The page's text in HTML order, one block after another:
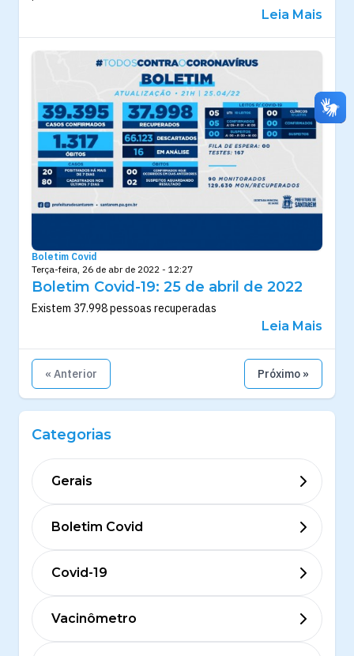
Leia Mais
Boletim Covid
Terça-feira, 26 de abr de 2022 - 12:27
Boletim Covid-19: 25 de abril de 2022
Existem 37.998 pessoas recuperadas
Leia Mais
« Anterior Próximo »
Categorias
Gerais
Boletim Covid
Covid-19
Vacinômetro